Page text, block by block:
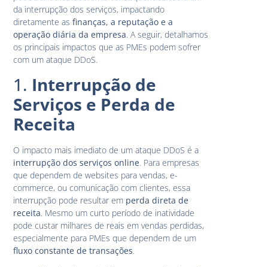
da interrupção dos serviços, impactando
diretamente asfinanças, a reputação e a
operação diária da empresa. A seguir, detalhamos
os principais impactos que as PMEs podem sofrer
com um ataque DDoS.
1. Interrupção de
Serviços e Perda de
Receita
O impacto mais imediato de um ataque DDoS é a
interrupção dos serviços online. Para empresas
que dependem de websites para vendas, e-
commerce, ou comunicação com clientes, essa
interrupção pode resultar em perda direta de
receita. Mesmo um curto período de inatividade
pode custar milhares de reais em vendas perdidas,
especialmente para PMEs que dependem de um
fluxo constante de transações.